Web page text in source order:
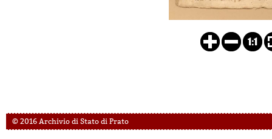
© 2016 Archivio di Stato di Prato